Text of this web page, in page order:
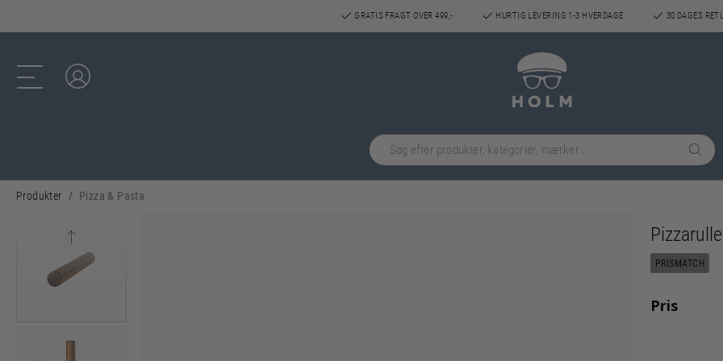
GRATIS FRAGT OVER 499,- HURTIG LEVERING 1-3 HVERDAGE 30 DAGES
Produkter Pizza & Pasta
Pizzarulle
PRISMATCH
Pris